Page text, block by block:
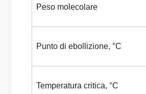
Peso molecolare
Punto di ebollizione, °C
Temperatura critica, °C